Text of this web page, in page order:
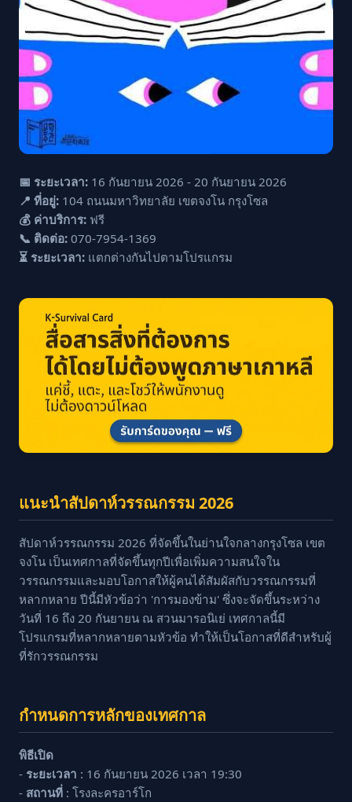
📅 ระยะเวลา: 16 กันยายน 2026 - 20 กันยายน 2026
📍 ที่อยู่: 104 ถนนมหาวิทยาลัย เขตจงโน กรุงโซล
💰 ค่าบริการ: ฟรี
📞 ติดต่อ: 070-7954-1369
⏳ ระยะเวลา: แตกต่างกันไปตามโปรแกรม
แนะนำสัปดาห์วรรณกรรม 2026
สัปดาห์วรรณกรรม 2026 ที่จัดขึ้นในย่านใจกลางกรุงโซล เขต
จงโน เป็นเทศกาลที่จัดขึ้นทุกปีเพื่อเพิ่มความสนใจใน
วรรณกรรมและมอบโอกาสให้ผู้คนได้สัมผัสกับวรรณกรรมที่
หลากหลาย ปีนี้มีหัวข้อว่า 'การมองข้าม' ซึ่งจะจัดขึ้นระหว่าง
วันที่ 16 ถึง 20 กันยายน ณ สวนมารอนิเย่ เทศกาลนี้มี
โปรแกรมที่หลากหลายตามหัวข้อ ทำให้เป็นโอกาสที่ดีสำหรับผู้
ที่รักวรรณกรรม
กำหนดการหลักของเทศกาล
พิธีเปิด
- ระยะเวลา : 16 กันยายน 2026 เวลา 19:30
- สถานที่ : โรงละครอาร์โก